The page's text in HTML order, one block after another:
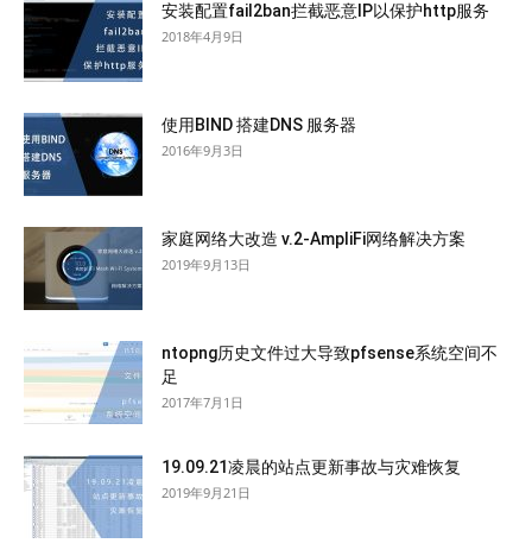
安装配置fail2ban拦截恶意IP以保护http服务
2018年4月9日
使用BIND 搭建DNS 服务器
2016年9月3日
家庭网络大改造 v.2-AmpliFi网络解决方案
2019年9月13日
ntopng历史文件过大导致pfsense系统空间不
足
2017年7月1日
19.09.21凌晨的站点更新事故与灾难恢复
2019年9月21日